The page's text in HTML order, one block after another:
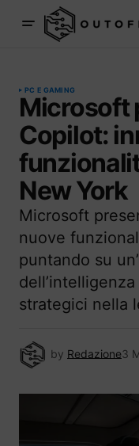
PC E GAMING
Microsoft
Copilot:
New York
Microsoft
nuove
puntando su
strategici nella
by Redazione3